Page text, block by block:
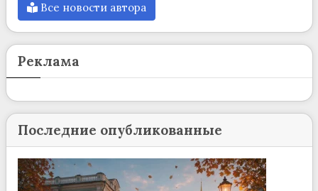
Все новости автора
Реклама
Последние опубликованные